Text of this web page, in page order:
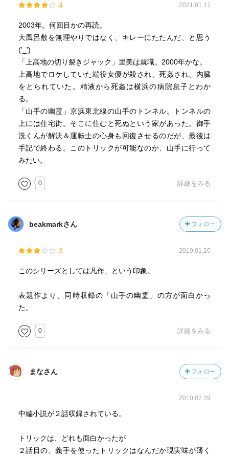
4 2021.01.17
2003年。何回目かの再読。
大風呂敷を無理やりではなく、キレーにたたんだ、と思う
('_')
「上高地の切り裂きジャック」里美は就職。2000年かな。
上高地でロケしていた端役女優が殺され、死姦され、内臓
をとられていた。精液から死姦は横浜の病院息子とわか
る。
「山手の幽霊」京浜東北線の山手のトンネル。トンネルの
上には住宅街。そこに住むと死ぬという家があった。御手
洗くんが解決＆運転士の心身も回復させるのだが、最後は
手記で終わる。このトリックが可能なのか、山手に行って
みたい。
0 詳細をみる
beakmarkさん フォロー
3 2019.01.20
このシリーズとしては凡作、という印象。
表題作より、同時収録の「山手の幽霊」の方が面白かっ
た。
0 詳細をみる
まなさん フォロー
2010.07.29
中編小説が２話収録されている。
トリックは、どれも面白かったが
２話目の、義手を使ったトリックはなんだか現実味が薄く